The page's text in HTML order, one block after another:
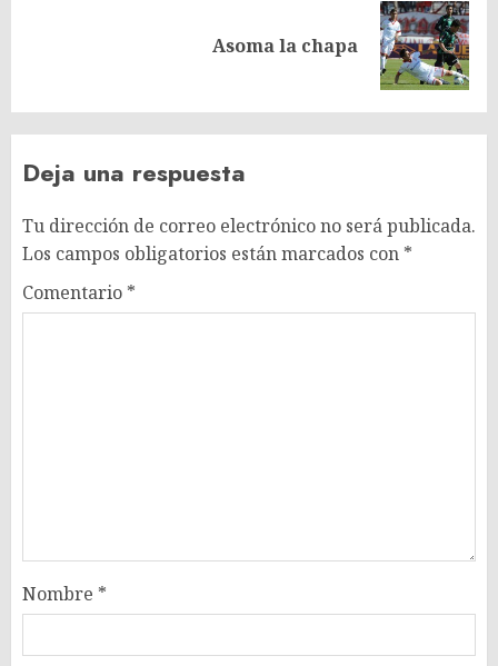
Asoma la chapa
Deja una respuesta
Tu dirección de correo electrónico no será publicada.
Los campos obligatorios están marcados con *
Comentario *
Nombre *